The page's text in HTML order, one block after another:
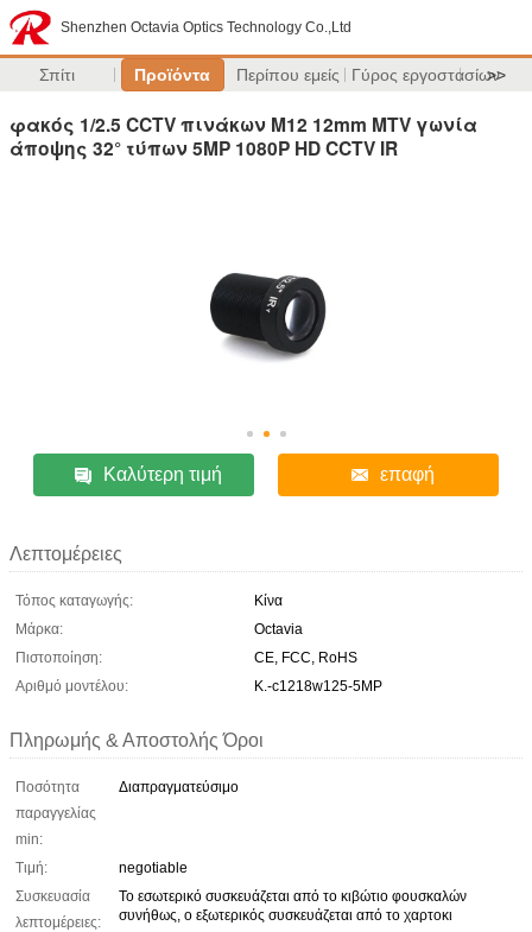
Shenzhen Octavia Optics Technology Co.,Ltd
Σπίτι Προϊόντα Περίπου εμείς Γύρος εργοστασίων
>>
φακός 1/2.5 CCTV πινάκων M12 12mm MTV γωνία
άποψης 32° τύπων 5MP 1080P HD CCTV IR
Καλύτερη τιμή επαφή
Λεπτομέρειες
Τόπος καταγωγής:
Κίνα
Μάρκα:
Octavia
Πιστοποίηση:
CE, FCC, RoHS
Αριθμό μοντέλου:
Κ.-c1218w125-5MP
Πληρωμής & Αποστολής Όροι
Ποσότητα
παραγγελίας
min:
Διαπραγματεύσιμο
Τιμή:
negotiable
Συσκευασία
λεπτομέρειες:
Το εσωτερικό συσκευάζεται από το κιβώτιο φουσκαλών
συνήθως, ο εξωτερικός συσκευάζεται από το χαρτοκι